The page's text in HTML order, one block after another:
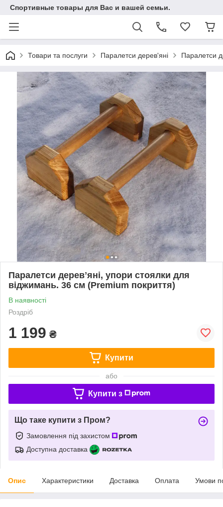
Спортивные товары для Вас и вашей семьи.
Товари та послуги Паралетси дерев'яні Паралетси
Паралетси деревʼяні, упори стоялки для
віджимань. 36 см (Premium покриття)
В наявності
Роздріб
1 199 ₴
Купити
або
Купити з
Що таке купити з Пром?
Замовлення під захистом
Доступна доставка
Опис Характеристики Доставка Оплата Умови